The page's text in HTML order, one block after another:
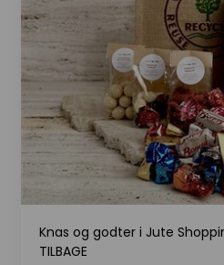
Knas og godter i Jute
TILBAGE